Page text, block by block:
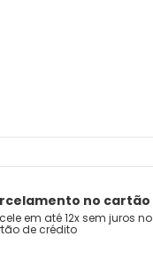
no cartão
em até 12x sem juros no
de crédito